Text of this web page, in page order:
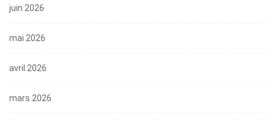
juin 2026
mai 2026
avril 2026
mars 2026